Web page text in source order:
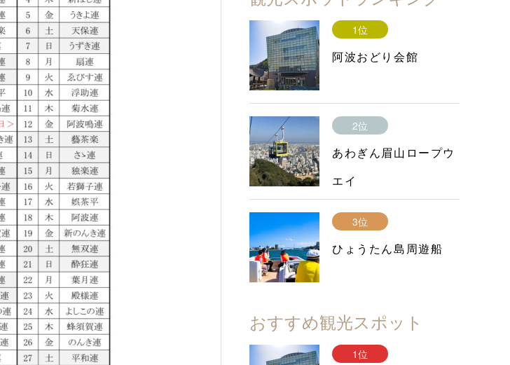
1位
阿波おどり会館
2位
あわぎん眉山ロープウ
エイ
3位
ひょうたん島周遊船
おすすめ観光スポット
1位